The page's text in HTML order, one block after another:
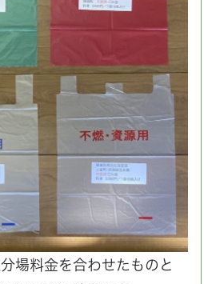
場料金を合わせたものと